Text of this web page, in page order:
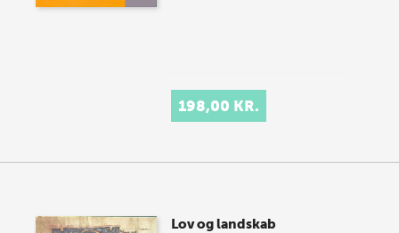
198,00 KR.
Lov og landskab